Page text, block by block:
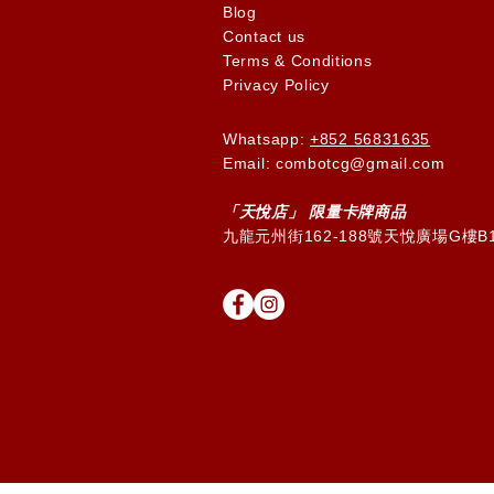
Blog
Contact us
Terms & Conditions
Privacy Policy
Whatsapp: +852 56831635
Email: combotcg@gmail.com
「天悅店」 限量卡牌商品
九龍元州街162-188號天悅廣場G樓